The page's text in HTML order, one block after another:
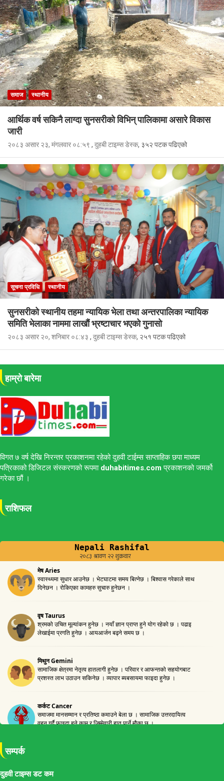
समाज स्थानीय
आर्थिक वर्ष सकिनै लाग्दा सुनसरीको विभिन् पालिकामा असारे विकास
जारी
२०८३ असार २३, मंगलवार ०८:५९ , दुहबी टाइम्स डेस्क, ३५२ पटक पढिएको
सूचना प्रविधि स्थानीय
सुनसरीको स्थानीय तहमा न्यायिक भेला तथा अन्तरपालिका न्यायिक
समिति भेलाका नाममा लाखौं भ्रष्टाचार भएको गुनासो
२०८३ असार २०, शनिबार ०८:४३ , दुहबी टाइम्स डेस्क, २५१ पटक पढिएको
हाम्रो बारेमा
विगत ७ वर्ष देखि निरन्तर प्रकाशनमा रहेको दुहवी टाईम्स साप्ताहिक छपा माध्यम
पत्रिकाको डिजिटल संस्करणको रूपमा duhabitimes.comप्रकाशनको जमर्को
गरेका छौं ।
राशिफल
सम्पर्क
दुहवी टाइम्स डट कम